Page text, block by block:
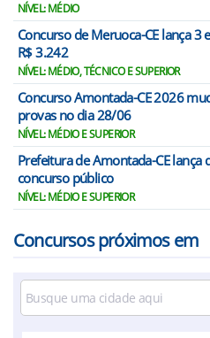
NÍVEL: MÉDIO
Concurso de Meruoca-CE lança 3
R$ 3.242
NÍVEL: MÉDIO, TÉCNICO E SUPERIOR
Concurso Amontada-CE 2026
provas no dia 28/06
NÍVEL: MÉDIO E SUPERIOR
Prefeitura de Amontada-CE lança
concurso público
NÍVEL: MÉDIO E SUPERIOR
Concursos próximos em